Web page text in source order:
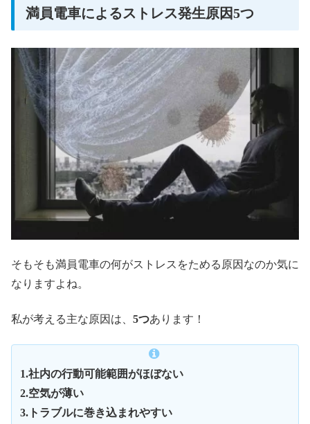
満員電車によるストレス発生原因5つ
そもそも満員電車の何がストレスをためる原因なのか気に
なりますよね。
私が考える主な原因は、 5つあります！
1.社内の行動可能範囲がほぼない
2.空気が薄い
3.トラブルに巻き込まれやすい